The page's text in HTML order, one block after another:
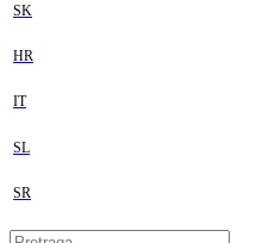
SK
HR
IT
SL
SR